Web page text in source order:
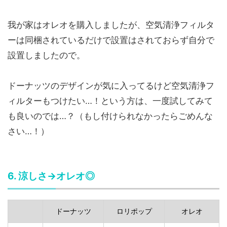
我が家はオレオを購入しましたが、空気清浄フィルタ
ーは同梱されているだけで設置はされておらず自分で
設置しましたので。
ドーナッツのデザインが気に入ってるけど空気清浄フ
ィルターもつけたい…！という方は、一度試してみて
も良いのでは…？（もし付けられなかったらごめんな
さい…！）
6. 涼しさ→オレオ◎
ドーナッツ ロリポップ オレオ